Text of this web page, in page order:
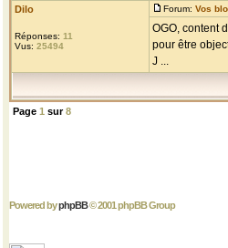
Dilo
Réponses: 11
Vus: 25494
Forum: Vos
OGO, content
pour être
J ...
Page 1 sur8
Powered byphpBB© 2001 phpBB Group